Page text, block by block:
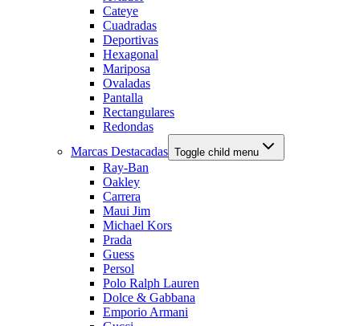
Cateye
Cuadradas
Deportivas
Hexagonal
Mariposa
Ovaladas
Pantalla
Rectangulares
Redondas
Marcas Destacadas Toggle child menu
Ray-Ban
Oakley
Carrera
Maui Jim
Michael Kors
Prada
Guess
Persol
Polo Ralph Lauren
Dolce & Gabbana
Emporio Armani